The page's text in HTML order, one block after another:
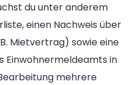
du unter anderem
einen Nachweis über
Mietvertrag) sowie eine
Einwohnermeldeamts in
mehrere